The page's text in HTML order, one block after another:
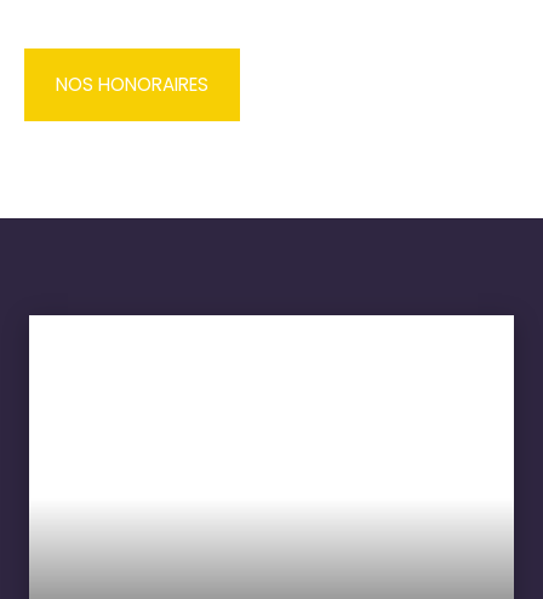
NOS HONORAIRES